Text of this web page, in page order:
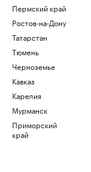
Пермский край
Ростов-на-Дону
Татарстан
Тюмень
Черноземье
Кавказ
Карелия
Мурманск
Приморский
край